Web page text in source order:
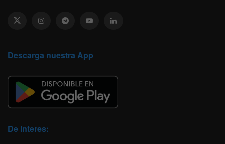
Descarga nuestra App
De Interes: